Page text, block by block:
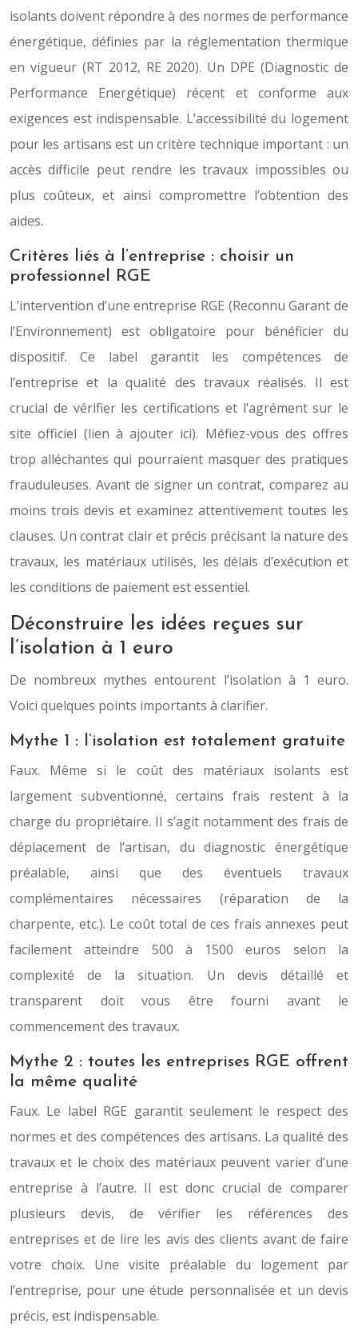
isolants doivent répondre à des normes de performance
énergétique, définies par la réglementation thermique
en vigueur (RT 2012, RE 2020). Un DPE (Diagnostic de
Performance Energétique) récent et conforme aux
exigences est indispensable. L’accessibilité du logement
pour les artisans est un critère technique important : un
accès difficile peut rendre les travaux impossibles ou
plus coûteux, et ainsi compromettre l’obtention des
aides.
Critères liés à l’entreprise : choisir un
professionnel RGE
L’intervention d’une entreprise RGE (Reconnu Garant de
l’Environnement) est obligatoire pour bénéficier du
dispositif. Ce label garantit les compétences de
l’entreprise et la qualité des travaux réalisés. Il est
crucial de vérifier les certifications et l’agrément sur le
site officiel (lien à ajouter ici). Méfiez-vous des offres
trop alléchantes qui pourraient masquer des pratiques
frauduleuses. Avant de signer un contrat, comparez au
moins trois devis et examinez attentivement toutes les
clauses. Un contrat clair et précis précisant la nature des
travaux, les matériaux utilisés, les délais d’exécution et
les conditions de paiement est essentiel.
Déconstruire les idées reçues sur
l’isolation à 1 euro
De nombreux mythes entourent l’isolation à 1 euro.
Voici quelques points importants à clarifier.
Mythe 1 : l’isolation est totalement gratuite
Faux. Même si le coût des matériaux isolants est
largement subventionné, certains frais restent à la
charge du propriétaire. Il s’agit notamment des frais de
déplacement de l’artisan, du diagnostic énergétique
préalable, ainsi que des éventuels travaux
complémentaires nécessaires (réparation de la
charpente, etc.). Le coût total de ces frais annexes peut
facilement atteindre 500 à 1500 euros selon la
complexité de la situation. Un devis détaillé et
transparent doit vous être fourni avant le
commencement des travaux.
Mythe 2 : toutes les entreprises RGE offrent
la même qualité
Faux. Le label RGE garantit seulement le respect des
normes et des compétences des artisans. La qualité des
travaux et le choix des matériaux peuvent varier d’une
entreprise à l’autre. Il est donc crucial de comparer
plusieurs devis, de vérifier les références des
entreprises et de lire les avis des clients avant de faire
votre choix. Une visite préalable du logement par
l’entreprise, pour une étude personnalisée et un devis
précis, est indispensable.